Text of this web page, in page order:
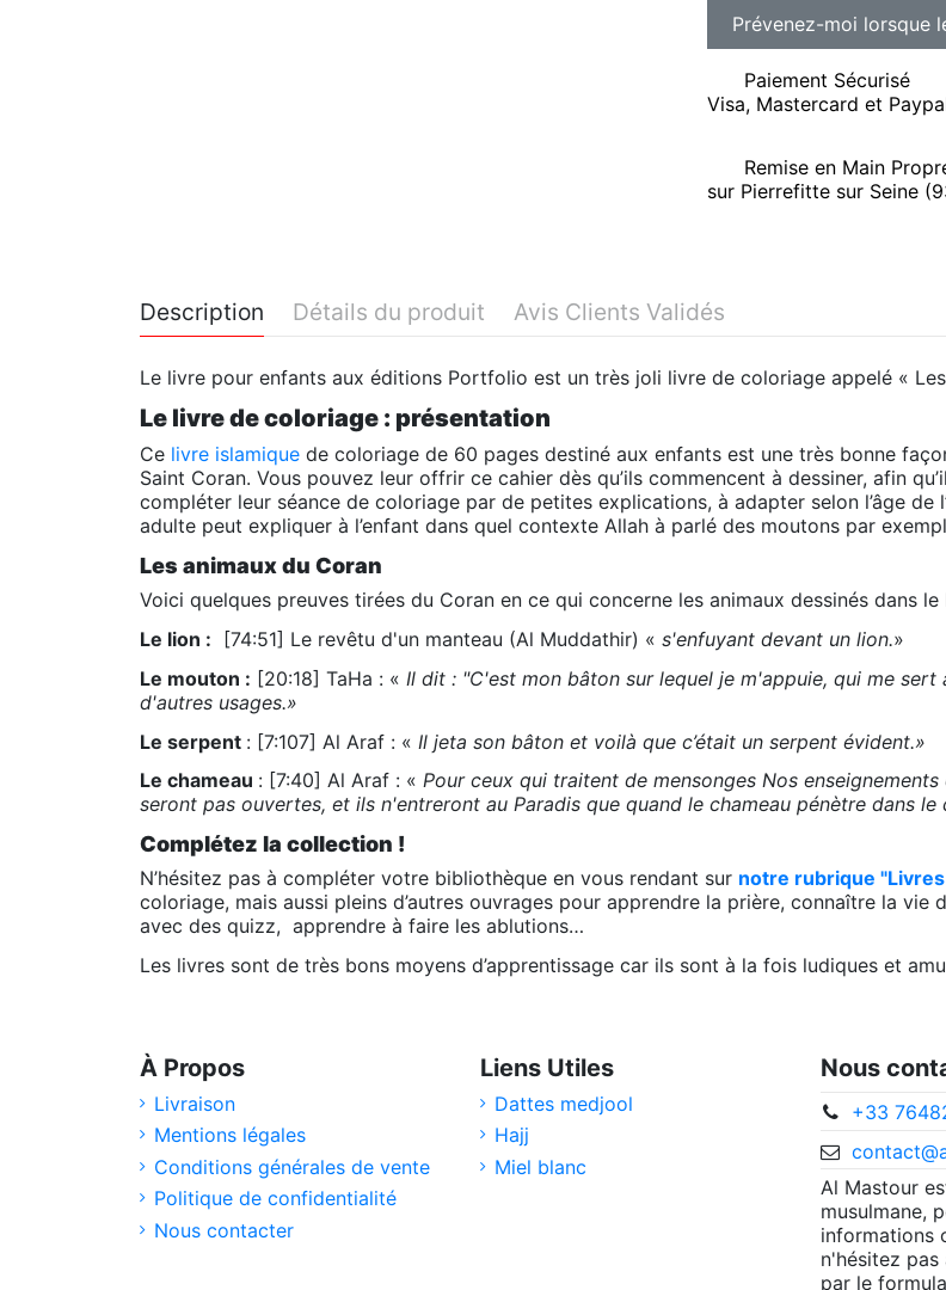
Paiement Sécurisé
Visa, Mastercard et
Remise en Main
sur Pierrefitte sur Seine
Description Détails du produit Avis Clients Validés
Le livre pour enfants aux éditions Portfolio est un très joli livre de coloriage appelé «
Le livre de coloriage : présentation
Ce livre islamique de coloriage de 60 pages destiné aux enfants est une très bonne
Saint Coran. Vous pouvez leur offrir ce cahier dès qu’ils commencent à dessiner, afin
compléter leur séance de coloriage par de petites explications, à adapter selon l’âge de
adulte peut expliquer à l’enfant dans quel contexte Allah à parlé des moutons par
Les animaux du Coran
Voici quelques preuves tirées du Coran en ce qui concerne les animaux dessinés dans
Le lion : [74:51] Le revêtu d'un manteau (Al Muddathir) « s'enfuyant devant un lion.»
Le mouton : [20:18] TaHa : « Il dit : "C'est mon bâton sur lequel je m'appuie, qui me
d'autres usages.»
Le serpent : [7:107] Al Araf : « Il jeta son bâton et voilà que c’était un serpent évident.»
Le chameau : [7:40] Al Araf : « Pour ceux qui traitent de mensonges Nos
seront pas ouvertes, et ils n'entreront au Paradis que quand le chameau pénètre dans
Complétez la collection !
N’hésitez pas à compléter votre bibliothèque en vous rendant sur notre rubrique
coloriage, mais aussi pleins d’autres ouvrages pour apprendre la prière, connaître la vie
avec des quizz, apprendre à faire les ablutions…
Les livres sont de très bons moyens d’apprentissage car ils sont à la fois ludiques et
À Propos
Livraison
Mentions légales
Conditions générales de vente
Politique de confidentialité
Nous contacter
Liens Utiles
Dattes medjool
Hajj
Miel blanc
Nous
+33
Al Mastour
musulmane,
informations
n'hésitez
par le